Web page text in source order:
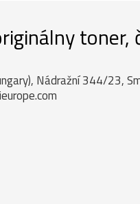
toner,
Nádražní 344/23,